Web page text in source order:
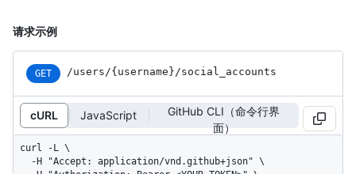
请求示例
GET /users /{username} /social_ accounts
cURL JavaScript
GitHub CLI（命令行界
面）
curl -L \